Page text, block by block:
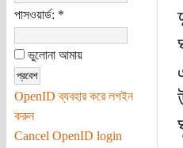
পাসওয়ার্ড: *
ভুলোনা আমায়
OpenID ব্যবহার করে লগইন
করুন
Cancel OpenID login